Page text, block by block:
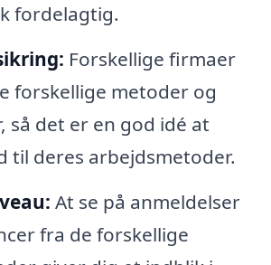
fordelagtig.
Forskellige firmaer
forskellige metoder og
så det er en god idé at
til deres arbejdsmetoder.
At se på anmeldelser
fra de forskellige